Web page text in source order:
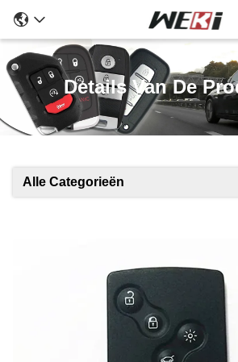
Details Van De
Alle Categorieën